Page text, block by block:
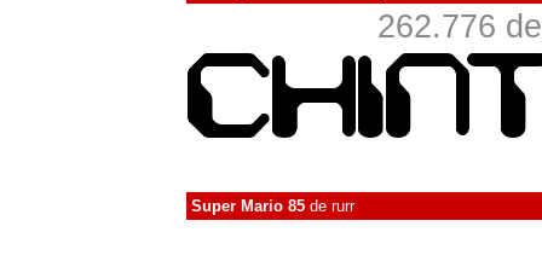
262.776
Super Mario 85 de rurr